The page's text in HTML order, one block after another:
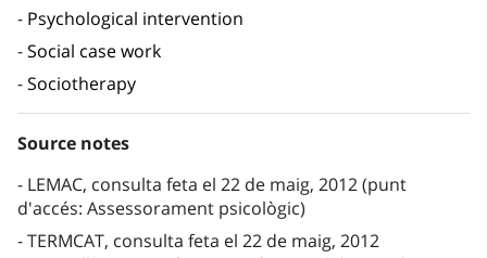
Psychological intervention
Social case work
Sociotherapy
Source notes
LEMAC, consulta feta el 22 de maig, 2012 (punt
d'accés: Assessorament psicològic)
TERMCAT, consulta feta el 22 de maig, 2012